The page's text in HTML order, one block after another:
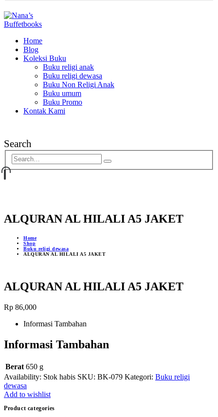
Home
Blog
Koleksi Buku
Buku religi anak
Buku religi dewasa
Buku Non Religi Anak
Buku umum
Buku Promo
Kontak Kami
Search
ALQURAN AL HILALI A5 JAKET
Home
Shop
Buku religi dewasa
ALQURAN AL HILALI A5 JAKET
ALQURAN AL HILALI A5 JAKET
Rp 86,000
Informasi Tambahan
Informasi Tambahan
Berat 650 g
Availability: Stok habis SKU: BK-079 Kategori: Buku religi
dewasa
Add to wishlist
Product categories